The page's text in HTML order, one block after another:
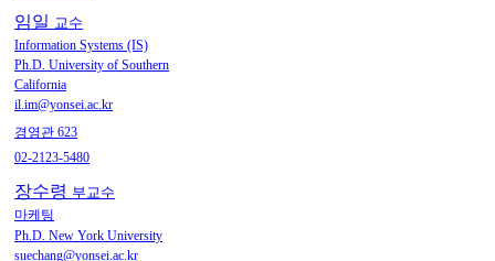
임일 교수
Information Systems (IS)
Ph.D. University of Southern
California
il.im@yonsei.ac.kr
경영관 623
02-2123-5480
장수령 부교수
마케팅
Ph.D. New York University
suechang@yonsei.ac.kr